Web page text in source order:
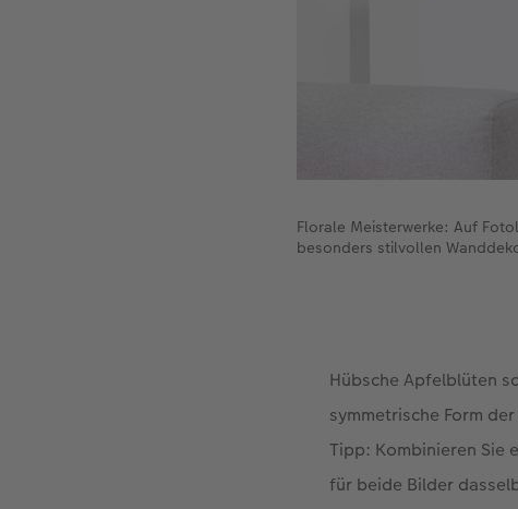
Florale Meisterwerke: Auf
besonders stilvollen
Hübsche Apfelblüten
symmetrische Form
Tipp: Kombinieren Sie
für beide Bilder